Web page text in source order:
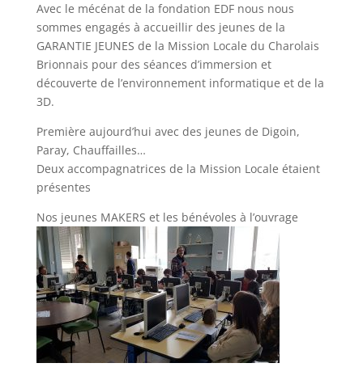
Avec le mécénat de la fondation EDF nous nous
sommes engagés à accueillir des jeunes de la
GARANTIE JEUNES de la Mission Locale du Charolais
Brionnais pour des séances d’immersion et
découverte de l’environnement informatique et de la
3D.
Première aujourd’hui avec des jeunes de Digoin,
Paray, Chauffailles…
Deux accompagnatrices de la Mission Locale étaient
présentes
Nos jeunes MAKERS et les bénévoles à l’ouvrage